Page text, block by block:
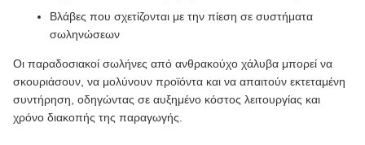
Βλάβες που σχετίζονται με την πίεση σε συστήματα
σωληνώσεων
Οι παραδοσιακοί σωλήνες από ανθρακούχο χάλυβα μπορεί να
σκουριάσουν, να μολύνουν προϊόντα και να απαιτούν εκτεταμένη
συντήρηση, οδηγώντας σε αυξημένο κόστος λειτουργίας και
χρόνο διακοπής της παραγωγής.